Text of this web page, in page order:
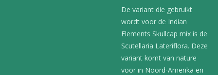
De variant die gebruikt
wordt voor de Indian
Elements Skullcap mix is de
Scutellaria Lateriflora. Deze
variant komt van nature
voor in Noord-Amerika en